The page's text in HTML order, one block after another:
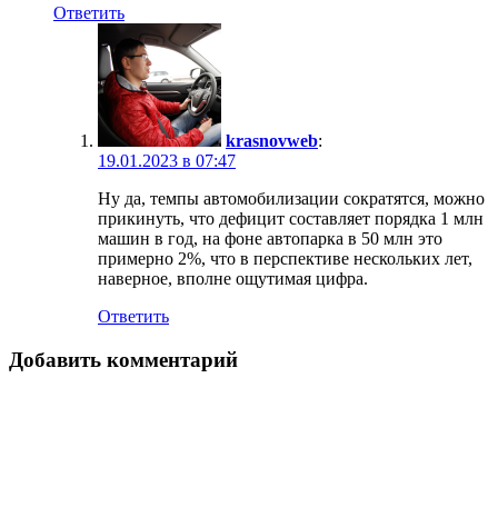
Ответить
krasnovweb:
19.01.2023 в 07:47
Ну да, темпы автомобилизации сократятся, можно
прикинуть, что дефицит составляет порядка 1 млн
машин в год, на фоне автопарка в 50 млн это
примерно 2%, что в перспективе нескольких лет,
наверное, вполне ощутимая цифра.
Ответить
Добавить комментарий